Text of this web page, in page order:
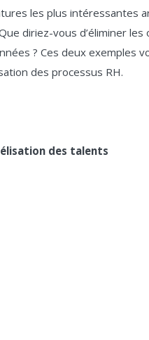
les plus intéressantes
diriez-vous d’éliminer les
? Ces deux exemples
des processus RH.
des talents